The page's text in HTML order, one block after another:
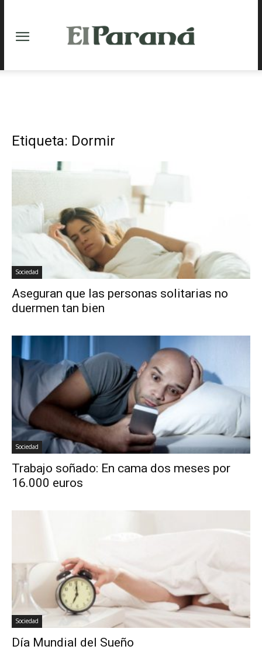
Etiqueta: Dormir
Sociedad
Aseguran que las personas solitarias no
duermen tan bien
Sociedad
Trabajo soñado: En cama dos meses por
16.000 euros
Sociedad
Día Mundial del Sueño